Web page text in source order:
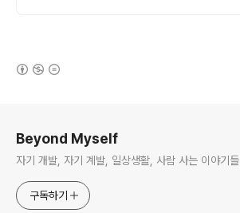
Beyond Myself
자기 개발, 자기 계발, 일상생활, 사람 사는 이야기들
구독하기